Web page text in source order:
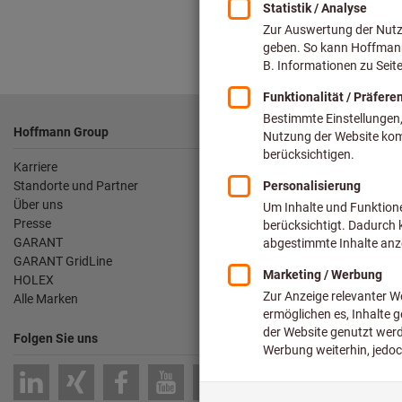
Hoffmann Group
Karriere
Standorte und Partner
Über uns
Presse
GARANT
GARANT GridLine
HOLEX
Alle Marken
Unsere
Hoffmann
Spannbacken-
Logistik-
Folgen Sie uns